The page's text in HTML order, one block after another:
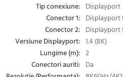
Tip conexiune: Displayport
Conector 1: Displayport
Conector 2: Displayport
Versiune Displayport: 1.4 (8K)
Lungime (m): 2
Conectori auriti: Da